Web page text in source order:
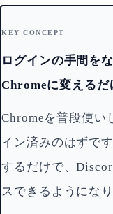
KEY CONCEPT
ログインの手間を
Chromeに変えるだ
Chromeを普段使い
イン済みのはずで
するだけで、
スできるようになり